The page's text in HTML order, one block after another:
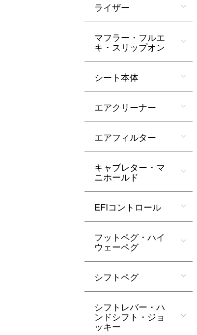
ライザー
マフラー・フルエ
キ・スリップオン
シート本体
エアクリーナー
エアフィルター
キャブレター・マ
ニホールド
EFIコントロール
フットペグ・ハイ
ウェーペグ
シフトペグ
シフトレバー・ハ
ンドシフト・ジョ
ッキー